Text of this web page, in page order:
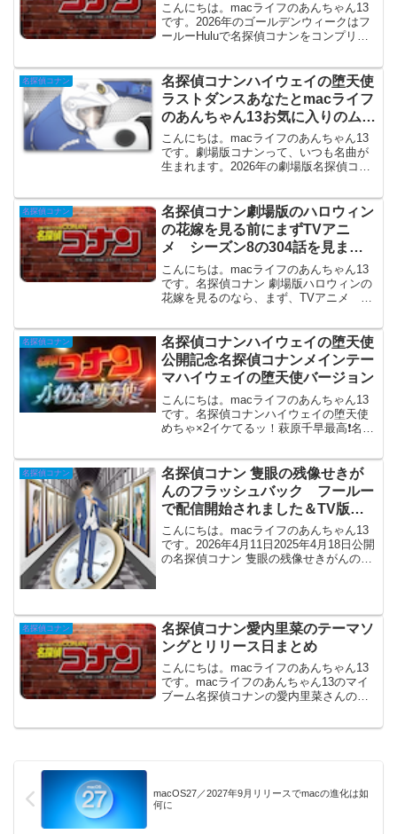
こんにちは。macライフのあんちゃん13
です。2026年のゴールデンウィークはフ
ールーHuluで名探偵コナンをコンプリー
版28作品全話配信しています。お家時間
で名探偵コナンをコンプリートあり。名
探偵コナ...
名探偵コナン
名探偵コナンハイウェイの堕天使
ラストダンスあなたとmacライフ
のあんちゃん13お気に入りのムー
ビー
こんにちは。macライフのあんちゃん13
です。劇場版コナンって、いつも名曲が
生まれます。2026年の劇場版名探偵コナ
ヒロインです。その萩原千速が活躍する
中で流れるMISIAさんが歌うラストダン
スあなたとが...
名探偵コナン
名探偵コナン劇場版のハロウィン
の花嫁を見る前にまずTVアニ
メ シーズン8の304話を見まし
ょう
こんにちは。macライフのあんちゃん13
です。名探偵コナン 劇場版ハロウィンの
花嫁を見るのなら、まず、TVアニメ シ
人質を見てから見ると爆弾と松田甚平こ
のとが分かり易いです。関連記事名探偵
コナン劇...
名探偵コナン
名探偵コナンハイウェイの堕天使
公開記念名探偵コナンメインテー
マハイウェイの堕天使バージョン
こんにちは。macライフのあんちゃん13
です。名探偵コナンハイウェイの堕天使
めちゃ×2イケてるッ！萩原千早最高❗名探
天使ヴァージョン)横浜流星さん・【特
集】劇場版最新作『名探偵コナン ハイウ
ェイの堕天...
名探偵コナン
名探偵コナン 隻眼の残像せきが
んのフラッシュバック フールー
で配信開始されました＆TV版萩
原千速登場回
こんにちは。macライフのあんちゃん13
です。2026年4月11日2025年4月18日公開
の名探偵コナン 隻眼の残像せきがんのフ
が関...
名探偵コナン
名探偵コナン愛内里菜のテーマソ
ングとリリース日まとめ
こんにちは。macライフのあんちゃん13
です。macライフのあんちゃん13のマイ
ブーム名探偵コナンの愛内里菜さんのテ
ナンの愛内里菜さんのテーマソングとリ
macOS27／2027年9月リリースでmacの進化は如
何に